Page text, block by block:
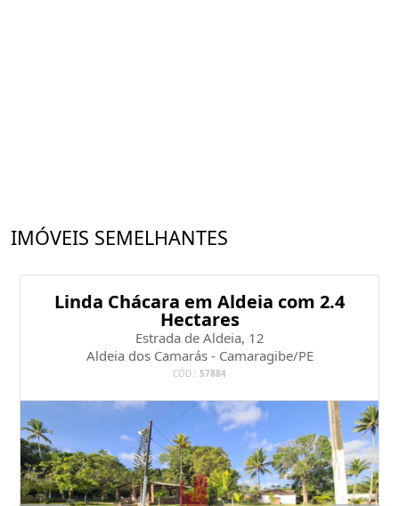
IMÓVEIS SEMELHANTES
Linda Chácara em Aldeia com 2.4
Hectares
Estrada de Aldeia, 12
Aldeia dos Camarás - Camaragibe/PE
CÓD.: 57884